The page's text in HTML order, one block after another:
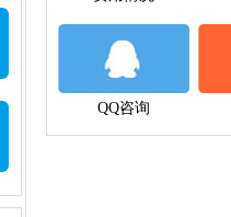
QQ咨询